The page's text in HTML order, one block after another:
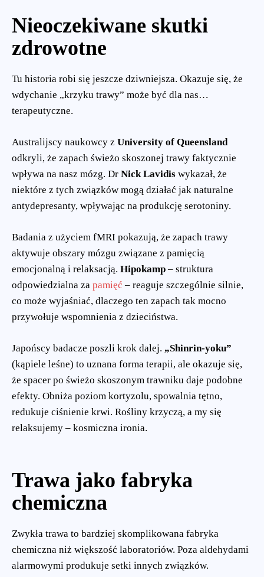
Nieoczekiwane skutki
zdrowotne
Tu historia robi się jeszcze dziwniejsza. Okazuje się, że
wdychanie „krzyku trawy” może być dla nas…
terapeutyczne.
Australijscy naukowcy z University of Queensland
odkryli, że zapach świeżo skoszonej trawy faktycznie
wpływa na nasz mózg. Dr Nick Lavidis wykazał, że
niektóre z tych związków mogą działać jak naturalne
antydepresanty, wpływając na produkcję serotoniny.
Badania z użyciem fMRI pokazują, że zapach trawy
aktywuje obszary mózgu związane z pamięcią
emocjonalną i relaksacją. Hipokamp – struktura
odpowiedzialna za pamięć – reaguje szczególnie silnie,
co może wyjaśniać, dlaczego ten zapach tak mocno
przywołuje wspomnienia z dzieciństwa.
Japońscy badacze poszli krok dalej. „Shinrin-yoku”
(kąpiele leśne) to uznana forma terapii, ale okazuje się,
że spacer po świeżo skoszonym trawniku daje podobne
efekty. Obniża poziom kortyzolu, spowalnia tętno,
redukuje ciśnienie krwi. Rośliny krzyczą, a my się
relaksujemy – kosmiczna ironia.
Trawa jako fabryka
chemiczna
Zwykła trawa to bardziej skomplikowana fabryka
chemiczna niż większość laboratoriów. Poza aldehydami
alarmowymi produkuje setki innych związków.